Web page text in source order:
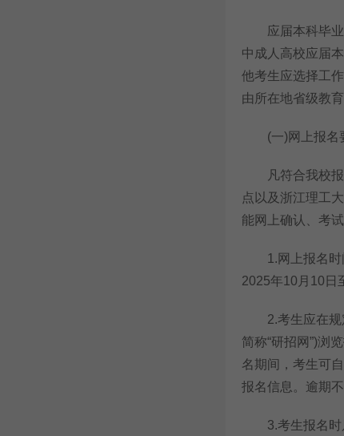
应届本科毕业
中成人高校应届
他考生应选择工
由所在地省级教
(一)网上报名
凡符合我校报
点以及浙江理工
能网上确认、考
1.网上报名时
2025年10月10日
2.考生应在规定
简称“研招网”)浏
名期间，考生可
报名信息。逾期
3.考生报名时只